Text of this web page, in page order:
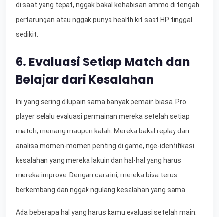
di saat yang tepat, nggak bakal kehabisan ammo di tengah
pertarungan atau nggak punya health kit saat HP tinggal
sedikit.
6. Evaluasi Setiap Match dan
Belajar dari Kesalahan
Ini yang sering dilupain sama banyak pemain biasa. Pro
player selalu evaluasi permainan mereka setelah setiap
match, menang maupun kalah. Mereka bakal replay dan
analisa momen-momen penting di game, nge-identifikasi
kesalahan yang mereka lakuin dan hal-hal yang harus
mereka improve. Dengan cara ini, mereka bisa terus
berkembang dan nggak ngulang kesalahan yang sama.
Ada beberapa hal yang harus kamu evaluasi setelah main.